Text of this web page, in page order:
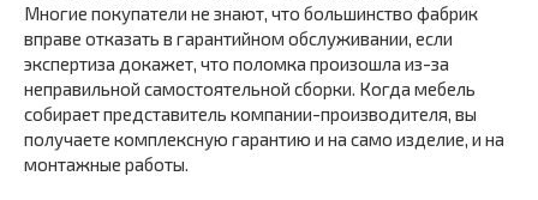
Многие покупатели не знают, что большинство фабрик
вправе отказать в гарантийном обслуживании, если
экспертиза докажет, что поломка произошла из-за
неправильной самостоятельной сборки. Когда мебель
собирает представитель компании-производителя, вы
получаете комплексную гарантию и на само изделие, и на
монтажные работы.